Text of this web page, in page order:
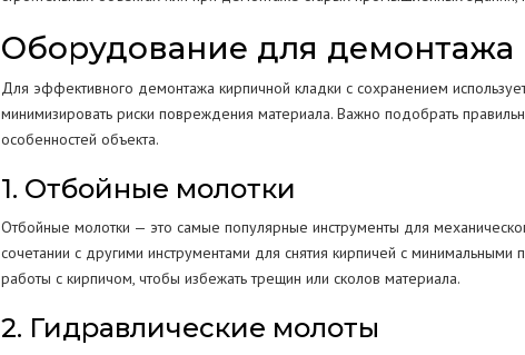
Оборудование для демонтажа
Для эффективного демонтажа кирпичной кладки с сохранением
минимизировать риски повреждения материала. Важно подобрать
особенностей объекта.
1. Отбойные молотки
Отбойные молотки — это самые популярные инструменты для
сочетании с другими инструментами для снятия кирпичей с
работы с кирпичом, чтобы избежать трещин или сколов материала.
2. Гидравлические молоты